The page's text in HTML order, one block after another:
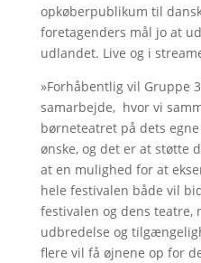
opkøberpublikum til
foretagenders mål jo at
udlandet. Live og i
»Forhåbentlig vil Gruppe
samarbejde, hvor vi
børneteatret på dets
ønske, og det er at støtte
at en mulighed for at
hele festivalen både vil
festivalen og dens teatre,
udbredelse og
flere vil få øjnene op for